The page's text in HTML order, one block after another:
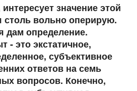
значение этой
вольно оперирую.
дам определение.
- это экстатичное,
субъективное
ответов на семь
вопросов. Конечно,